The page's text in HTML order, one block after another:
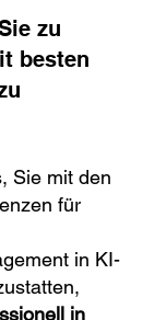
zu
besten
Sie mit den
für
in KI-
in